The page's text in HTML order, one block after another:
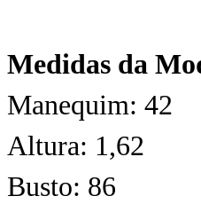
Medidas da
Manequim: 42
Altura: 1,62
Busto: 86